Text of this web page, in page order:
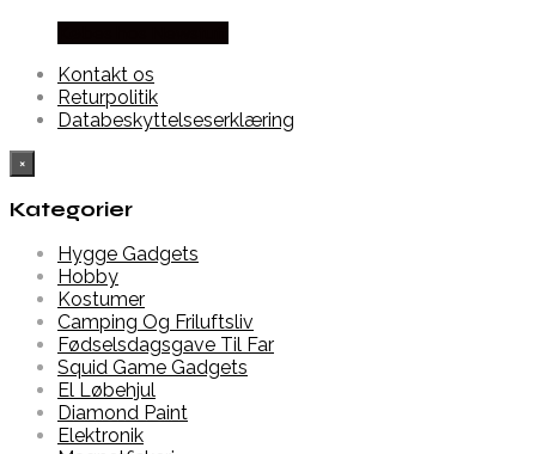
Kontakt os
Returpolitik
Databeskyttelseserklæring
×
Kategorier
Hygge Gadgets
Hobby
Kostumer
Camping Og Friluftsliv
Fødselsdagsgave Til Far
Squid Game Gadgets
El Løbehjul
Diamond Paint
Elektronik